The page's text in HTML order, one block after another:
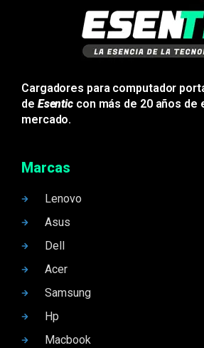
Cargadores para computador
de Esentic con más de 20 años de
mercado.
Marcas
Lenovo
Asus
Dell
Acer
Samsung
Hp
Macbook